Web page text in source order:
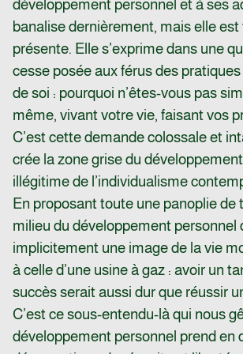
développement personnel et à ses
banalise dernièrement, mais elle
présente. Elle s’exprime dans une
cesse posée aux férus des
de soi : pourquoi n’êtes-vous pas
même, vivant votre vie, faisant vos
C’est cette demande colossale et
crée la zone grise du
illégitime de l’individualisme
En proposant toute une panoplie de
milieu du développement personnel
implicitement une image de la vie
à celle d’une usine à gaz : avoir un
succès serait aussi dur que réussir
C’est ce sous-entendu-là qui nous
développement personnel prend en